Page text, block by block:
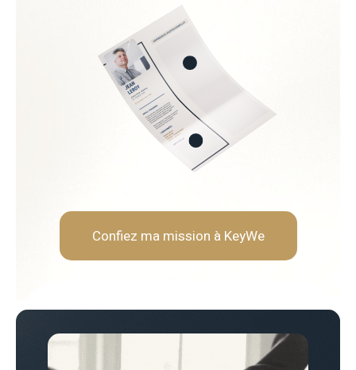
Soft Skills recherchées :
Sens de la négociation et
Rigueur analytique et
Vision stratégique et long
Confiez ma mission à KeyWe